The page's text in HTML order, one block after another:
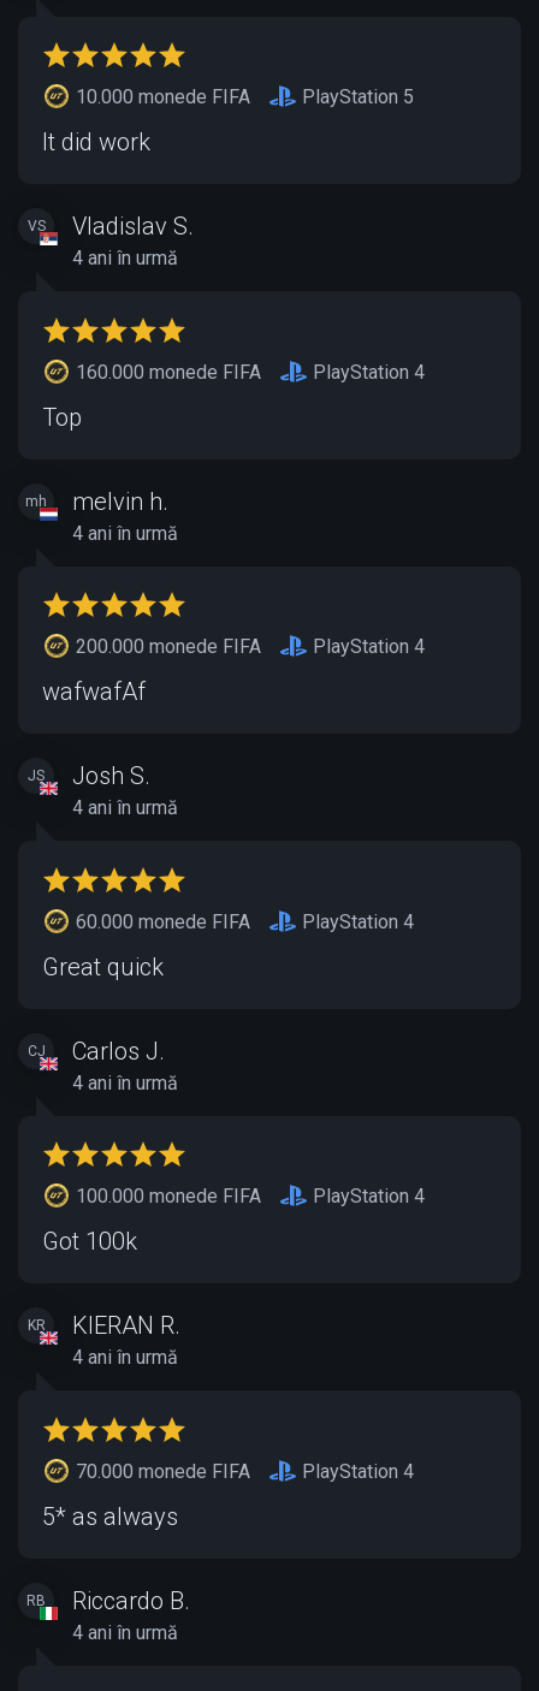
10.000 monede FIFA PlayStation 5
It did work
VS Vladislav S.
4 ani în urmă
160.000 monede FIFA PlayStation 4
Top
mh melvin h.
4 ani în urmă
200.000 monede FIFA PlayStation 4
wafwafAf
JS Josh S.
4 ani în urmă
60.000 monede FIFA PlayStation 4
Great quick
CJ Carlos J.
4 ani în urmă
100.000 monede FIFA PlayStation 4
Got 100k
KR KIERAN R.
4 ani în urmă
70.000 monede FIFA PlayStation 4
5* as always
RB Riccardo B.
4 ani în urmă